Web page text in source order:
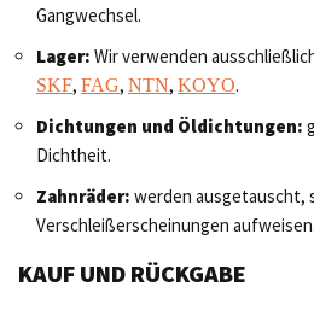
Gangwechsel.
Lager: Wir verwenden
SKF, FAG, NTN, KOYO.
Dichtungen und Öldichtungen:
Dichtheit.
Zahnräder: werden ausgetauscht,
Verschleißerscheinungen aufweisen.
KAUF UND RÜCKGABE